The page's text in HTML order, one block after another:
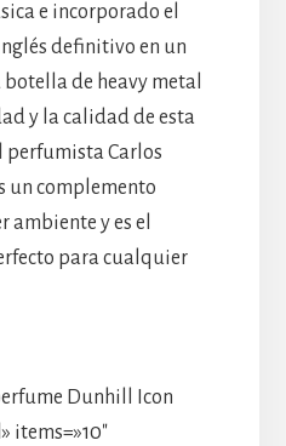
e incorporado el
definitivo en un
de heavy metal
y la calidad de esta
perfumista Carlos
un complemento
y es el
para cualquier
Dunhill Icon
items=»10″